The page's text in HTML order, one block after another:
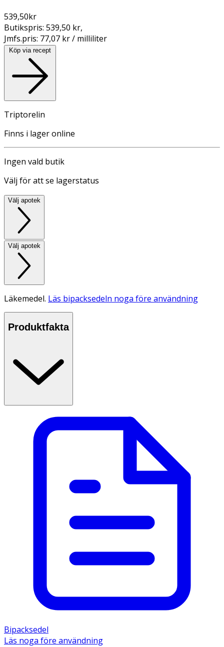
539,50kr
Butikspris: 539,50 kr,
Jmfs.pris: 77,07 kr / milliliter
Köp via recept
Triptorelin
Finns i lager online
Ingen vald butik
Välj för att se lagerstatus
Välj apotek
Välj apotek
Läkemedel. Läs bipacksedeln noga före användning
Produktfakta
Bipacksedel
Läs noga före användning